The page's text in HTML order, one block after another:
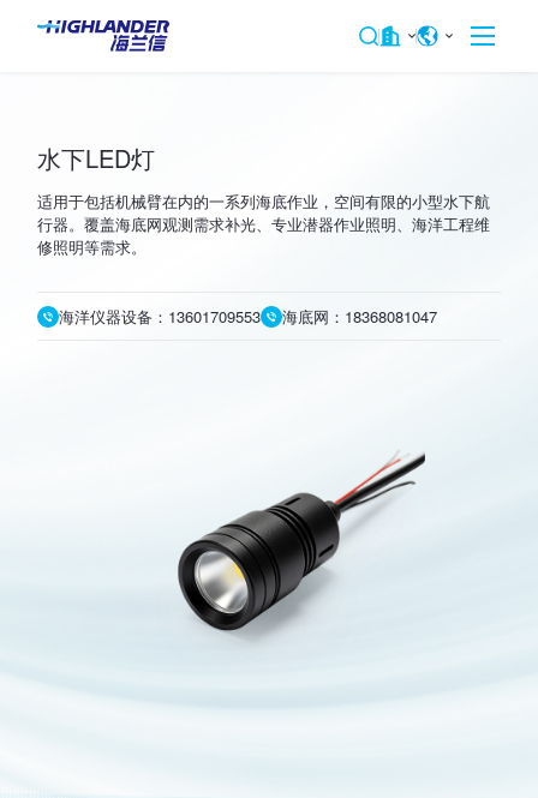
水下LED灯
适用于包括机械臂在内的一系列海底作业，空间有限的小型水下航
行器。覆盖海底网观测需求补光、专业潜器作业照明、海洋工程维
修照明等需求。
海洋仪器设备：13601709553 海底网：18368081047